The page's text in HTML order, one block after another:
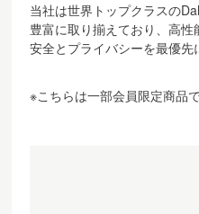
当社は世界トップクラスの
豊富に取り揃えており、高
安全とプライバシーを最優先
※こちらは一部会員限定商品